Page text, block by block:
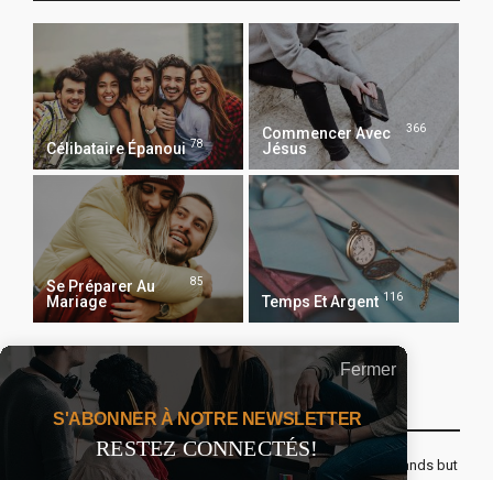
Célibataire Épanoui 78
Commencer Avec
Jésus
366
Se Préparer Au
Mariage
85
Temps Et Argent 116
Recevoir Notre Newsletter Chaque Matin
The real voyage of discovery consists not in seeking new lands but
Fermer
S'ABONNER À NOTRE NEWSLETTER
RESTEZ CONNECTÉS!